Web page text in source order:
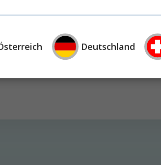
einen Überblick über
Ich werde mich dabei auf die
Deutschland